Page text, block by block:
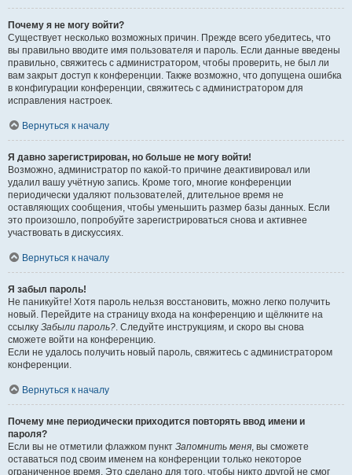
Почему я не могу войти?
Существует несколько возможных причин. Прежде всего убедитесь, что
вы правильно вводите имя пользователя и пароль. Если данные введены
правильно, свяжитесь с администратором, чтобы проверить, не был ли
вам закрыт доступ к конференции. Также возможно, что допущена ошибка
в конфигурации конференции, свяжитесь с администратором для
исправления настроек.
Вернуться к началу
Я давно зарегистрирован, но больше не могу войти!
Возможно, администратор по какой-то причине деактивировал или
удалил вашу учётную запись. Кроме того, многие конференции
периодически удаляют пользователей, длительное время не
оставляющих сообщения, чтобы уменьшить размер базы данных. Если
это произошло, попробуйте зарегистрироваться снова и активнее
участвовать в дискуссиях.
Вернуться к началу
Я забыл пароль!
Не паникуйте! Хотя пароль нельзя восстановить, можно легко получить
новый. Перейдите на страницу входа на конференцию и щёлкните на
ссылку Забыли пароль?. Следуйте инструкциям, и скоро вы снова
сможете войти на конференцию.
Если не удалось получить новый пароль, свяжитесь с администратором
конференции.
Вернуться к началу
Почему мне периодически приходится повторять ввод имени и
пароля?
Если вы не отметили флажком пункт Запомнить меня, вы сможете
оставаться под своим именем на конференции только некоторое
ограниченное время. Это сделано для того, чтобы никто другой не смог